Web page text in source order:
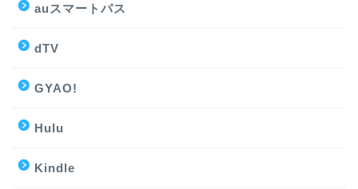
auスマートパス
dTV
GYAO!
Hulu
Kindle